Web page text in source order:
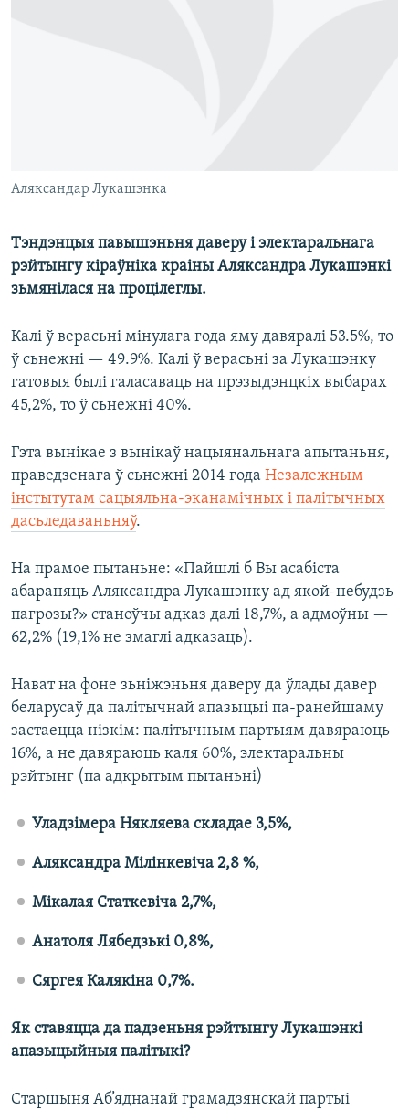
Аляксандар Лукашэнка
Тэндэнцыя павышэньня даверу і электаральнага
рэйтынгу кіраўніка краіны Аляксандра Лукашэнкі
зьмянілася на процілеглы.
Калі ў верасьні мінулага года яму давяралі 53.5%, то
ў сьнежні — 49.9%. Калі ў верасьні за Лукашэнку
гатовыя былі галасаваць на прэзыдэнцкіх выбарах
45,2%, то ў сьнежні 40%.
Гэта вынікае з вынікаў нацыянальнага апытаньня,
праведзенага ў сьнежні 2014 года Незалежным
інстытутам сацыяльна-эканамічных і палітычных
дасьледаваньняў.
На прамое пытаньне: «Пайшлі б Вы асабіста
абараняць Аляксандра Лукашэнку ад якой-небудзь
пагрозы?» станоўчы адказ далі 18,7%, а адмоўны —
62,2% (19,1% не змаглі адказаць).
Нават на фоне зьніжэньня даверу да ўлады давер
беларусаў да палітычнай апазыцыі па-ранейшаму
застаецца нізкім: палітычным партыям давяраюць
16%, а не давяраюць каля 60%, электаральны
рэйтынг (па адкрытым пытаньні)
Уладзімера Някляева складае 3,5%,
Аляксандра Мілінкевіча 2,8 %,
Мікалая Статкевіча 2,7%,
Анатоля Лябедзькі 0,8%,
Сяргея Калякіна 0,7%.
Як ставяцца да падзеньня рэйтынгу Лукашэнкі
апазыцыйныя палітыкі?
Старшыня Аб’яднанай грамадзянскай партыі